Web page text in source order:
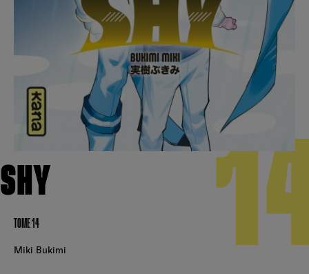
SHY
TOME 14
Miki Bukimi
Se connecter S’inscrire
Hunter x Hunter
Fire Force
Black Butler